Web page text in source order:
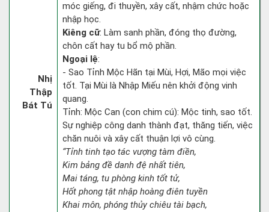
Nhị
Thập
Bát Tú
móc giếng, đi thuyền, xây cất, nhậm chức hoặc
nhập học.
Kiêng cữ: Làm sanh phần, đóng thọ đường,
chôn cất hay tu bổ mộ phần.
Ngoại lệ:
- Sao Tỉnh Mộc Hãn tại Mùi, Hợi, Mão mọi việc
tốt. Tại Mùi là Nhập Miếu nên khởi động vinh
quang.
Tỉnh: Mộc Can (con chim cú): Mộc tinh, sao tốt.
Sự nghiệp công danh thành đạt, thăng tiến, việc
chăn nuôi và xây cất thuận lợi vô cùng.
“Tỉnh tinh tạo tác vượng tàm điền,
Kim bảng đề danh đệ nhất tiên,
Mai táng, tu phòng kinh tốt tử,
Hốt phong tật nhập hoàng điên tuyền
Khai môn, phóng thủy chiêu tài bạch,